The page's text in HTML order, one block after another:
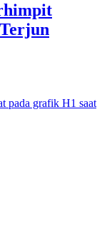
pada grafik H1 saat